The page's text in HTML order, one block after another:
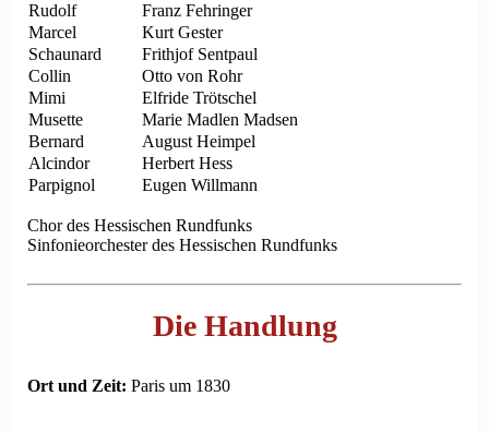
Rudolf
Franz Fehringer
Marcel
Kurt Gester
Schaunard
Frithjof Sentpaul
Collin
Otto von Rohr
Mimi
Elfride Trötschel
Musette
Marie Madlen Madsen
Bernard
August Heimpel
Alcindor
Herbert Hess
Parpignol
Eugen Willmann
Chor des Hessischen Rundfunks
Sinfonieorchester des Hessischen Rundfunks
Die Handlung
Ort und Zeit: Paris um 1830